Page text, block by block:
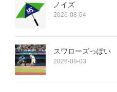
ノイズ
2026-08-04
スワローズっぽい
2026-08-03